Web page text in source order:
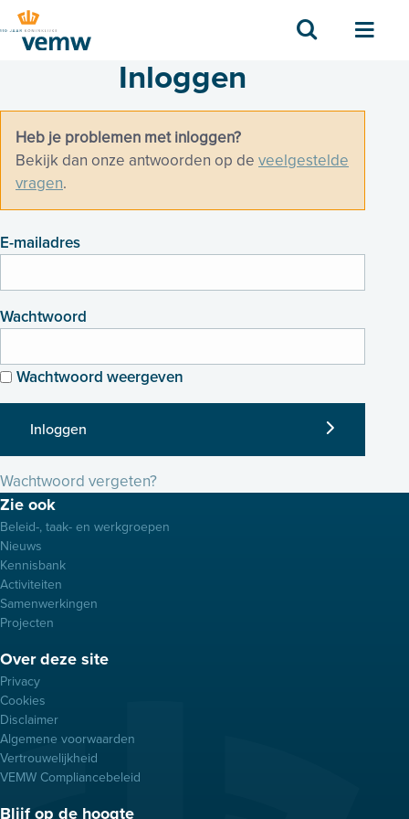
Zoek
Inloggen
Heb je problemen met inloggen?
Bekijk dan onze antwoorden op de veelgestelde
vragen.
E-mailadres
Wachtwoord
Wachtwoord weergeven
Wachtwoord vergeten?
Inloggen
Footer
menu
Zie ook
Beleid-, taak- en werkgroepen
Nieuws
Kennisbank
Activiteiten
Samenwerkingen
Projecten
Over deze site
Privacy
Cookies
Disclaimer
Algemene voorwaarden
Vertrouwelijkheid
VEMW Compliancebeleid
Blijf op de hoogte